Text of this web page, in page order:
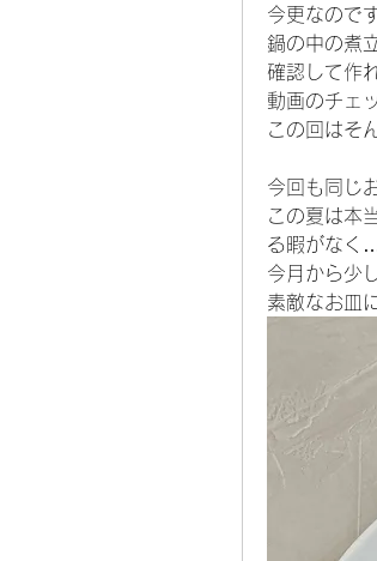
今更なので
鍋の中の煮
確認して作
動画のチェ
この回はそ
今回も同じ
この夏は本
る暇がなく…
今月から少
素敵なお皿